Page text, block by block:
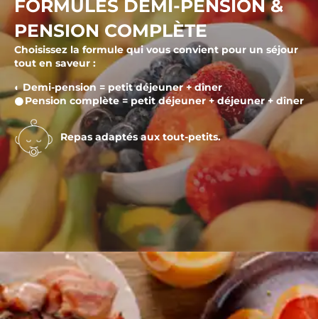
FORMULES DEMI-PENSION &
PENSION COMPLÈTE
Choisissez la formule qui vous convient pour un séjour
tout en saveur :
◐ Demi-pension = petit déjeuner + dîner
𒊹Pension complète = petit déjeuner + déjeuner + dîner
Repas adaptés aux tout-petits.